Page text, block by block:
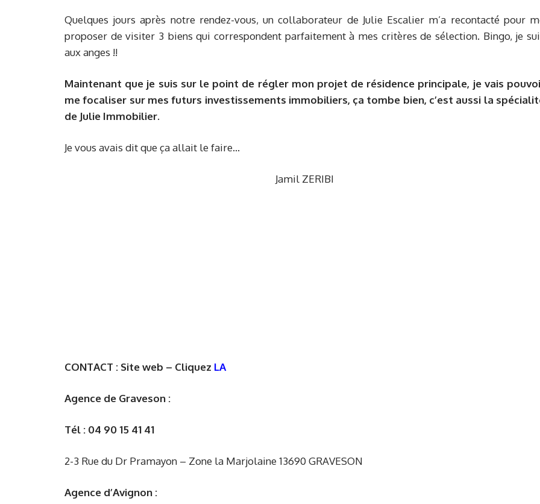
Quelques jours après notre rendez-vous, un collaborateur de Julie Escalier m’a recontacté pour
proposer de visiter 3 biens qui correspondent parfaitement à mes critères de sélection. Bingo, je
aux anges !!
Maintenant que je suis sur le point de régler mon projet de résidence principale, je vais
me focaliser sur mes futurs investissements immobiliers, ça tombe bien, c’est aussi la
de Julie Immobilier.
Je vous avais dit que ça allait le faire…
Jamil ZERIBI
CONTACT : Site web – Cliquez LA
Agence de Graveson :
Tél : 04 90 15 41 41
2-3 Rue du Dr Pramayon – Zone la Marjolaine 13690 GRAVESON
Agence d’Avignon :